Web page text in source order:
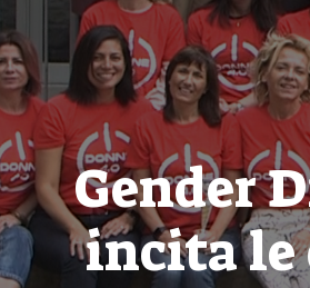
Gender
incita le